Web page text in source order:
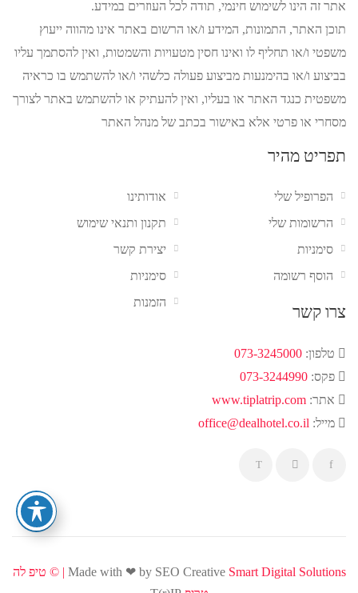
אתר זה הינו לשימוש חינמי, תודה לכל העוזרים במידע.
תוכן האתר, התמונות, המידע ו/או הרשום באתר אינו מהווה ייעוץ
משפטי ו/או תחליף לו ואינו חסין מטעויות והשמטות, ואין להסתמך עליו
בביצוע ו/או בהימנעות מביצוע פעולה כלשהי ו/או להשתמש בו כראיה
משפטית כנגד האתר או בעליו, ואין להעתיק או להשתמש באתר לצורך
מסחרי או פרטי אלא באישור בכתב של מנהל האתר
תפריט מהיר
אודותינו
תקנון ותנאי שימוש
יצירת קשר
סימניות
הזמנות
הפרופיל שלי
הרשומות שלי
סימניות
הוסף רשומה
צרו קשר
טלפון: 073-3245000
פקס: 073-3244990
אתר: www.tiplatrip.com
מייל: office@dealhotel.co.il
Made with ❤ by SEO Creative Smart Digital Solutions | ©
טיפ לה